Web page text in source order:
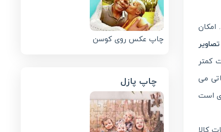
امکان
تصاویر
کمتر
می
است
چاپ عکس روی کوسن
چاپ پازل